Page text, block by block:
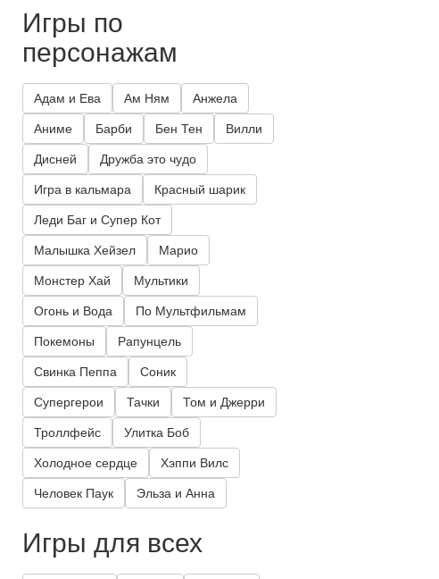
Игры по
персонажам
Адам и Ева Ам Ням Анжела
Аниме Барби Бен Тен Вилли
Дисней Дружба это чудо
Игра в кальмара Красный шарик
Леди Баг и Супер Кот
Малышка Хейзел Марио
Монстер Хай Мультики
Огонь и Вода По Мультфильмам
Покемоны Рапунцель
Свинка Пеппа Соник
Супергерои Тачки Том и Джерри
Троллфейс Улитка Боб
Холодное сердце Хэппи Вилс
Человек Паук Эльза и Анна
Игры для всех